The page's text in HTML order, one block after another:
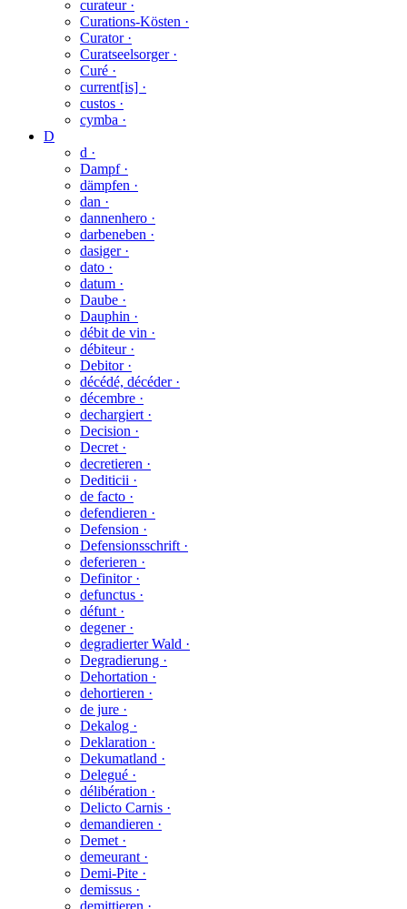
curateur ·
Curations-Kösten ·
Curator ·
Curatseelsorger ·
Curé ·
current[is] ·
custos ·
cymba ·
D
d ·
Dampf ·
dämpfen ·
dan ·
dannenhero ·
darbeneben ·
dasiger ·
dato ·
datum ·
Daube ·
Dauphin ·
débit de vin ·
débiteur ·
Debitor ·
décédé, décéder ·
décembre ·
dechargiert ·
Decision ·
Decret ·
decretieren ·
Dediticii ·
de facto ·
defendieren ·
Defension ·
Defensionsschrift ·
deferieren ·
Definitor ·
defunctus ·
défunt ·
degener ·
degradierter Wald ·
Degradierung ·
Dehortation ·
dehortieren ·
de jure ·
Dekalog ·
Deklaration ·
Dekumatland ·
Delegué ·
délibération ·
Delicto Carnis ·
demandieren ·
Demet ·
demeurant ·
Demi-Pite ·
demissus ·
demittieren ·